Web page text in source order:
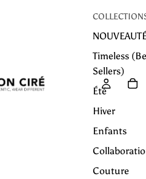
Timeless
Sellers)
Été
Hiver
Enfants
Couture